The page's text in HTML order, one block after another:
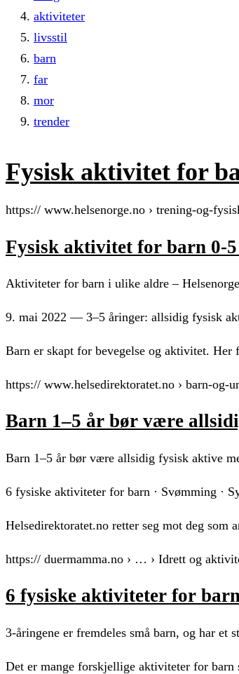
aktiviteter
livsstil
barn
far
mor
trender
Fysisk aktivitet for
https:// www.helsenorge.no › trening-og-
Fysisk aktivitet for barn 0-5
Aktiviteter for barn i ulike aldre – Helsenorge
9. mai 2022 — 3–5 åringer: allsidig fysisk
Barn er skapt for bevegelse og aktivitet.
https:// www.helsedirektoratet.no › barn-og-
Barn 1–5 år bør være
Barn 1–5 år bør være allsidig fysisk aktive
6 fysiske aktiviteter for barn · Svømming ·
Helsedirektoratet.no retter seg mot deg som
https:// duermamma.no › … › Idrett og
6 fysiske aktiviteter for
3-åringene er fremdeles små barn, og har
Det er mange forskjellige aktiviteter for barn